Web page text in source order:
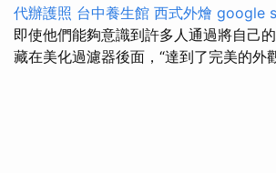
代辦護照 台中養生館 西式外燴 google
即使他們能夠意識到許多人通過將自己
藏在美化過濾器後面，“達到了完美的外